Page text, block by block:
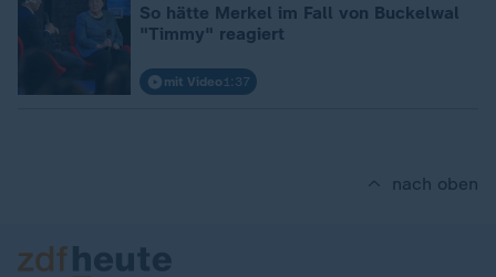
So hätte Merkel im Fall von Buckelwal
"Timmy" reagiert
mit Video 1:37
nach oben